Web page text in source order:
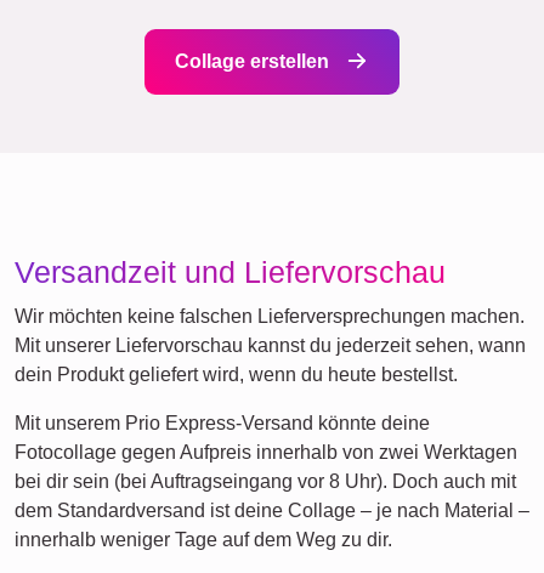
Collage erstellen
Versandzeit und Liefervorschau
Wir möchten keine falschen Lieferversprechungen machen.
Mit unserer Liefervorschau kannst du jederzeit sehen, wann
dein Produkt geliefert wird, wenn du heute bestellst.
Mit unserem Prio Express-Versand könnte deine
Fotocollage gegen Aufpreis innerhalb von zwei Werktagen
bei dir sein (bei Auftragseingang vor 8 Uhr). Doch auch mit
dem Standardversand ist deine Collage – je nach Material –
innerhalb weniger Tage auf dem Weg zu dir.